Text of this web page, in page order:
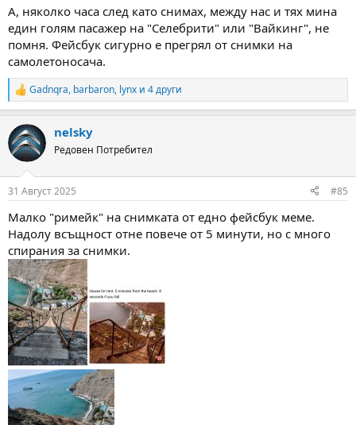
А, няколко часа след като снимах, между нас и тях мина
един голям пасажер на "Селебрити" или "Вайкинг", не
помня. Фейсбук сигурно е прегрял от снимки на
самолетоносача.
R
e
c
t
i
s
Gadnqra, barbaron, lynx и 4 други
nelsky
Редовен Потребител
31 Август 2025 #85
Малко "римейк" на снимката от едно фейсбук меме.
Надолу всъщност отне повече от 5 минути, но с много
спирания за снимки.